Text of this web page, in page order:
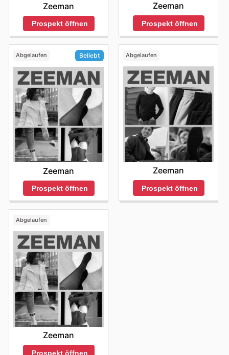
Zeeman
Prospekt öffnen
Zeeman
Prospekt öffnen
Abgelaufen Beliebt
Zeeman
Prospekt öffnen
Abgelaufen
Zeeman
Prospekt öffnen
Abgelaufen
Zeeman
Prospekt öffnen